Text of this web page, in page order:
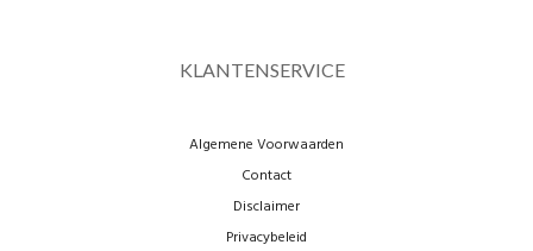
KLANTENSERVICE
Algemene Voorwaarden
Contact
Disclaimer
Privacybeleid